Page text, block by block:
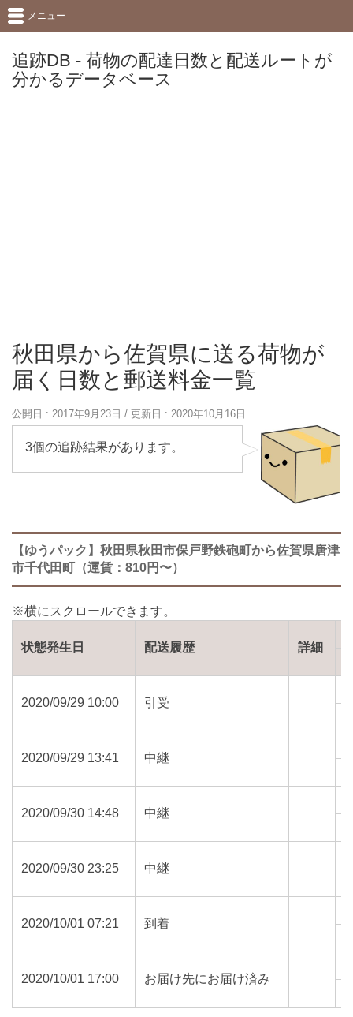
追跡DB - 荷物の配達日数と配送ルートが
分かるデータベース
メニュー
秋田県から佐賀県に送る荷物が
届く日数と郵送料金一覧
公開日 : 2017年9月23日 / 更新日 : 2020年10月16日
3個の追跡結果があります。
【ゆうパック】秋田県秋田市保戸野鉄砲町から佐賀県唐津
市千代田町（運賃：810円〜）
状態発生日 配送履歴 詳細
2020/09/29 10:00 引受
2020/09/29 13:41 中継
2020/09/30 14:48 中継
2020/09/30 23:25 中継
2020/10/01 07:21 到着
2020/10/01 17:00 お届け先にお届け済み